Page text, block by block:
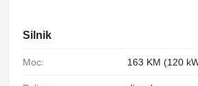
Silnik
Moc: 163 KM (120